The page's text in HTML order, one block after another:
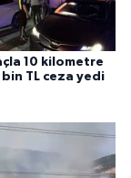
10 kilometre
bin TL ceza yedi